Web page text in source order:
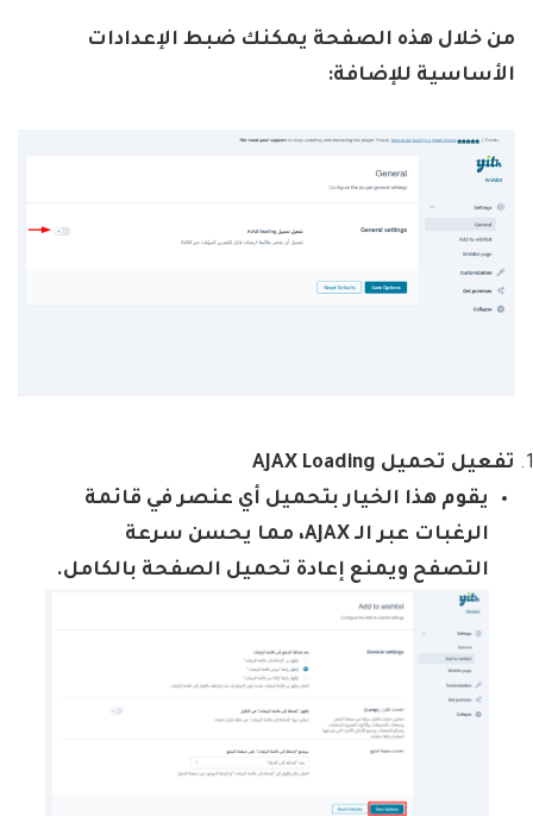
من خلال هذه الصفحة يمكنك ضبط الإعدادات
الأساسية للإضافة:
تفعيل تحميل
يقوم هذا الخيار بتحميل أي عنصر في قائمة
الرغبات عبر الـAJAX، مما يحسن سرعة
التصفح ويمنع إعادة تحميل الصفحة بالكامل.